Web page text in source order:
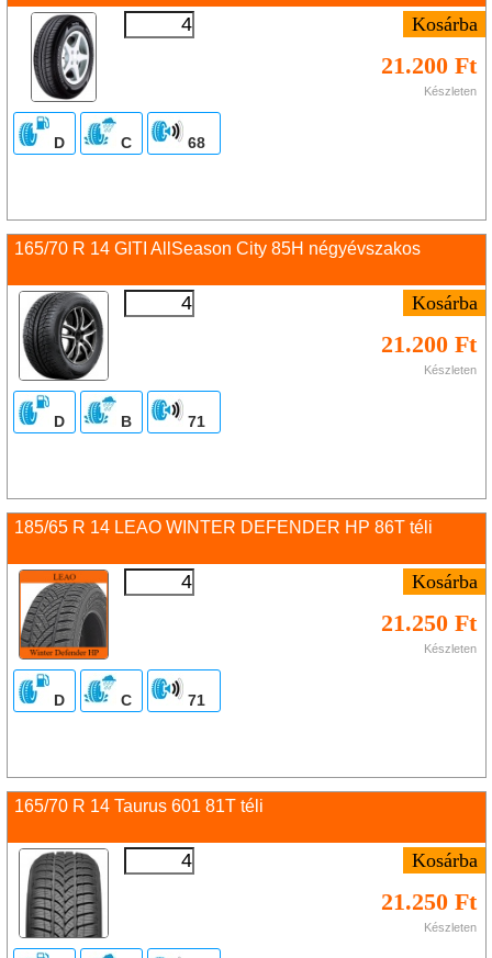
21.200 Ft
Készleten
D C 68
165/70 R 14 GITI AllSeason City 85H négyévszakos
21.200 Ft
Készleten
D B 71
185/65 R 14 LEAO WINTER DEFENDER HP 86T téli
21.250 Ft
Készleten
D C 71
165/70 R 14 Taurus 601 81T téli
21.250 Ft
Készleten